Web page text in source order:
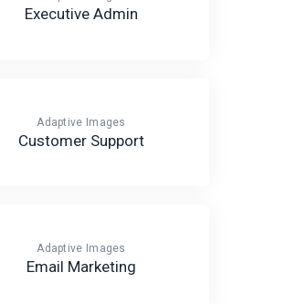
Executive Admin
Adaptive Images
Customer Support
Adaptive Images
Email Marketing